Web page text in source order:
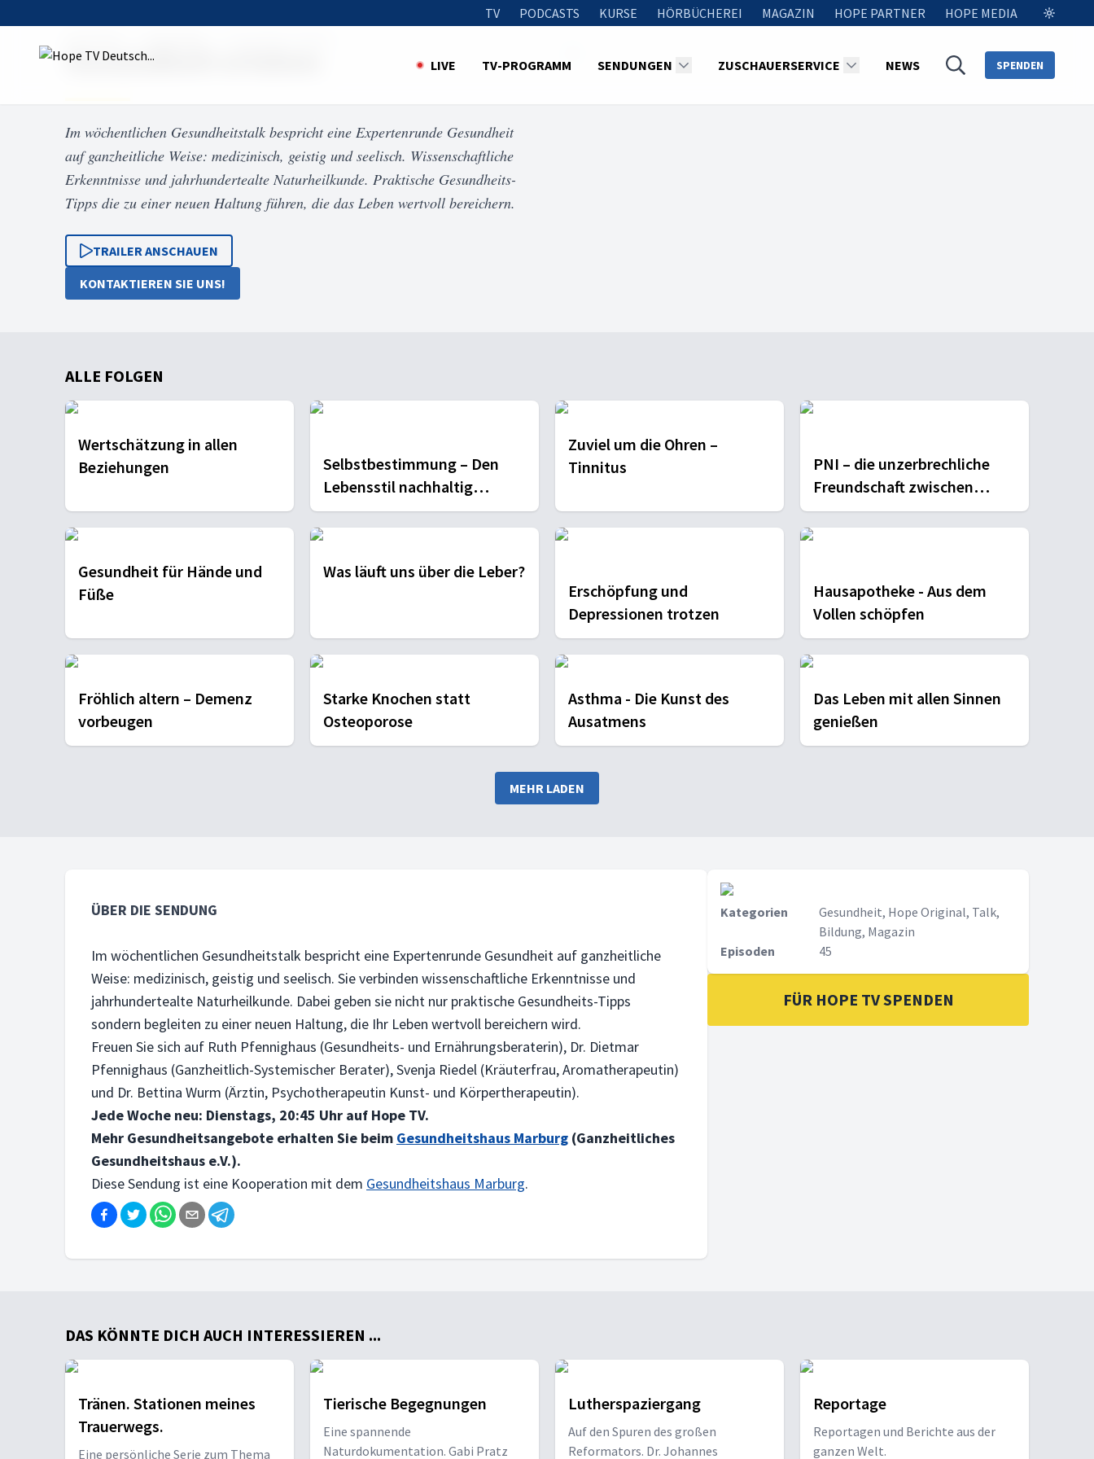
TV PODCASTS KURSE HÖRBÜCHEREI MAGAZIN HOPE PARTNER HOPE MEDIA
LIVE TV-PROGRAMM SENDUNGEN ZUSCHAUERSERVICE NEWS SPENDEN
Gesundheit erleben
Im wöchentlichen Gesundheitstalk bespricht eine Expertenrunde Gesundheit
auf ganzheitliche Weise: medizinisch, geistig und seelisch. Wissenschaftliche
Erkenntnisse und jahrhundertealte Naturheilkunde. Praktische Gesundheits-
Tipps die zu einer neuen Haltung führen, die das Leben wertvoll bereichern.
TRAILER ANSCHAUEN
KONTAKTIEREN SIE UNS!
ALLE FOLGEN
Wertschätzung in allen
Beziehungen
Selbstbestimmung – Den
Lebensstil nachhaltig
verändern
Zuviel um die Ohren –
Tinnitus
PNI – die unzerbrechliche
Freundschaft zwischen
Körper und Seele
Gesundheit für Hände und
Füße
Was läuft uns über die Leber?
Erschöpfung und
Depressionen trotzen
Hausapotheke - Aus dem
Vollen schöpfen
Fröhlich altern – Demenz
vorbeugen
Starke Knochen statt
Osteoporose
Asthma - Die Kunst des
Ausatmens
Das Leben mit allen Sinnen
genießen
MEHR LADEN
ÜBER DIE SENDUNG
Im wöchentlichen Gesundheitstalk bespricht eine Expertenrunde Gesundheit auf ganzheitliche
Weise: medizinisch, geistig und seelisch. Sie verbinden wissenschaftliche Erkenntnisse und
jahrhundertealte Naturheilkunde. Dabei geben sie nicht nur praktische Gesundheits-Tipps
sondern begleiten zu einer neuen Haltung, die Ihr Leben wertvoll bereichern wird.
Freuen Sie sich auf Ruth Pfennighaus (Gesundheits- und Ernährungsberaterin), Dr. Dietmar
Pfennighaus (Ganzheitlich-Systemischer Berater), Svenja Riedel (Kräuterfrau, Aromatherapeutin)
und Dr. Bettina Wurm (Ärztin, Psychotherapeutin Kunst- und Körpertherapeutin).
Jede Woche neu: Dienstags, 20:45 Uhr auf Hope TV.
Mehr Gesundheitsangebote erhalten Sie beim Gesundheitshaus Marburg (Ganzheitliches
Gesundheitshaus e.V.).
Diese Sendung ist eine Kooperation mit dem Gesundheitshaus Marburg.
Kategorien
Gesundheit, Hope Original, Talk,
Bildung, Magazin
Episoden
45
FÜR HOPE TV SPENDEN
DAS KÖNNTE DICH AUCH INTERESSIEREN ...
Tränen. Stationen meines
Trauerwegs.
Eine persönliche Serie zum Thema
Tierische Begegnungen
Eine spannende
Naturdokumentation. Gabi Pratz
Lutherspaziergang
Auf den Spuren des großen
Reformators. Dr. Johannes
Reportage
Reportagen und Berichte aus der
ganzen Welt.